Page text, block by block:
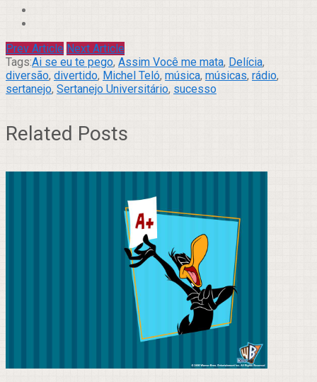
Prev Article Next Article
Tags:Ai se eu te pego, Assim Você me mata, Delícia,
diversão, divertido, Michel Teló, música, músicas, rádio,
sertanejo, Sertanejo Universitário, sucesso
Related Posts